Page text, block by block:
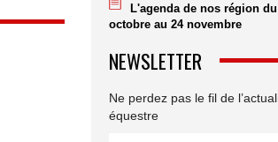
L'agenda de nos région du
octobre au 24 novembre
NEWSLETTER
Ne perdez pas le fil de
équestre